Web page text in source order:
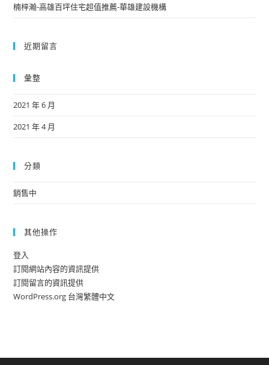
楠梓瀚-高雄百坪住宅超值推薦-華雄建設機構
近期留言
彙整
2021 年 6 月
2021 年 4 月
分類
銷售中
其他操作
登入
訂閱網站內容的資訊提供
訂閱留言的資訊提供
WordPress.org 台灣繁體中文